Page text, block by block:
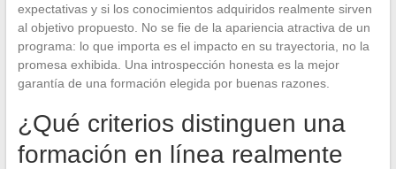
expectativas y si los conocimientos adquiridos realmente sirven
al objetivo propuesto. No se fie de la apariencia atractiva de un
programa: lo que importa es el impacto en su trayectoria, no la
promesa exhibida. Una introspección honesta es la mejor
garantía de una formación elegida por buenas razones.
¿Qué criterios distinguen una
formación en línea realmente